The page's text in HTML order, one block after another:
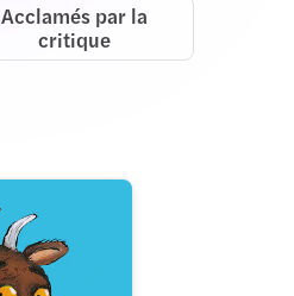
Acclamés par la
critique